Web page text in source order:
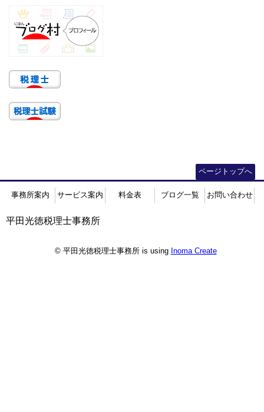
ページトップへ
事務所案内 サービス案内 料金表 ブログ一覧 お問い合わせ
平田光徳税理士事務所
© 平田光徳税理士事務所 is using Inoma Create